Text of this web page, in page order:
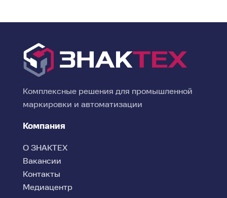
Комплексные решения для промышленной
маркировки и автоматизации
Компания
О ЗНАКТЕХ
Вакансии
Контакты
Медиацентр